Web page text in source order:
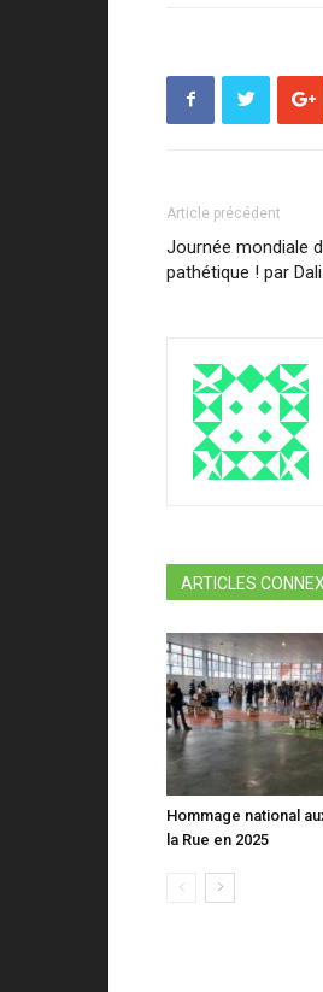
Article précédent
Journée mondiale
pathétique ! par
ARTICLES
Hommage national
la Rue en 2025